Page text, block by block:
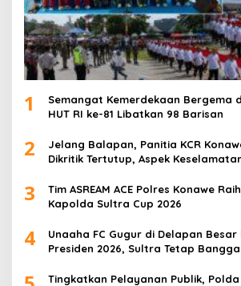
1
Semangat Kemerdekaan Bergema
HUT RI ke-81 Libatkan 98 Barisan
2
Jelang Balapan, Panitia KCR
Dikritik Tertutup, Aspek
3
Tim ASREAM ACE Polres Konawe
Kapolda Sultra Cup 2026
4
Unaaha FC Gugur di Delapan Besar
Presiden 2026, Sultra Tetap Bangga
Tingkatkan Pelayanan Publik,